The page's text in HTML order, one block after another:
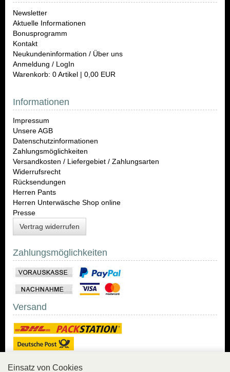
Newsletter
Aktuelle Informationen
Bonusprogramm
Kontakt
Neukundeninformation / Über uns
Anmeldung / LogIn
Warenkorb: 0 Artikel | 0,00 EUR
Informationen
Impressum
Unsere AGB
Datenschutzinformationen
Zahlungsmöglichkeiten
Versandkosten / Liefergebiet / Zahlungsarten
Widerrufsrecht
Rücksendungen
Herren Pants
Herren Unterwäsche Shop online
Presse
Vertrag widerrufen
Zahlungsmöglichkeiten
Versand
Einsatz von Cookies